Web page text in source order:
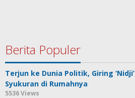
Berita Populer
Terjun ke Dunia Politik, Giring ‘Nidji’
Syukuran di Rumahnya
5536 Views